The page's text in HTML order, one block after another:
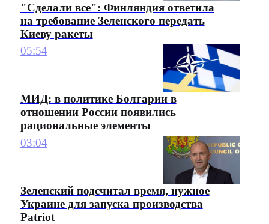
"Сделали все": Финляндия ответила
на требование Зеленского передать
Киеву ракеты
05:54
МИД: в политике Болгарии в
отношении России появились
рациональные элементы
03:04
Зеленский подсчитал время, нужное
Украине для запуска производства
Patriot